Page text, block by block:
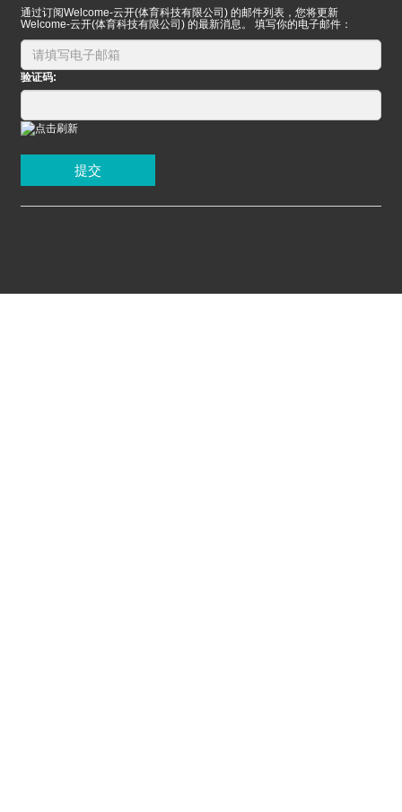
通过订阅Welcome-云开(体育科技有限公司) 的邮件列表，您将更新
Welcome-云开(体育科技有限公司) 的最新消息。 填写你的电子邮件：
验证码:
提交